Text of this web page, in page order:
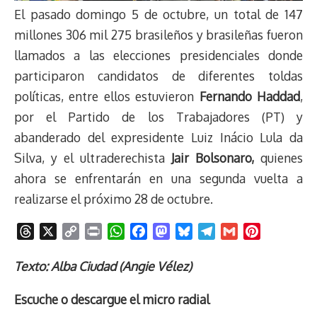
El pasado domingo 5 de octubre, un total de 147
millones 306 mil 275 brasileños y brasileñas fueron
llamados a las elecciones presidenciales donde
participaron candidatos de diferentes toldas
políticas, entre ellos estuvieron Fernando Haddad,
por el Partido de los Trabajadores (PT) y
abanderado del expresidente Luiz Inácio Lula da
Silva, y el ultraderechista Jair Bolsonaro,quienes
ahora se enfrentarán en una segunda vuelta a
realizarse el próximo 28 de octubre.
r
a
p
L
i
t
W
a
s
c
b
M
s
o
u
s
Texto: Alba Ciudad (Angie Vélez)
Escuche o descargue el micro radial